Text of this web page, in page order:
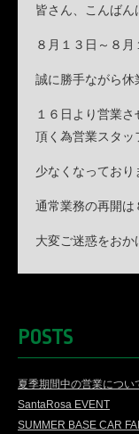
皆さん、こんばん
８月１３日～８
誠に勝手ながら休
１６日より営業
頂く為営業スタッ
少なくなっており
通常業務の再開は
大変ご迷惑をおか
POSTS
夏季期間中の営業につい
SantaRosa EVENT
SUMMER BASE CAR